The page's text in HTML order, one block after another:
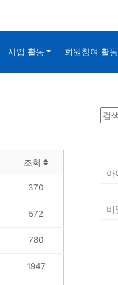
사업 활동 회원참여 활동
조회
370
572
780
1947